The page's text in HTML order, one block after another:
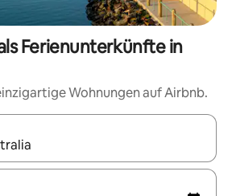
Ferienunterkünfte in
Wohnungen auf Airbnb.
sind, navigiere mit den